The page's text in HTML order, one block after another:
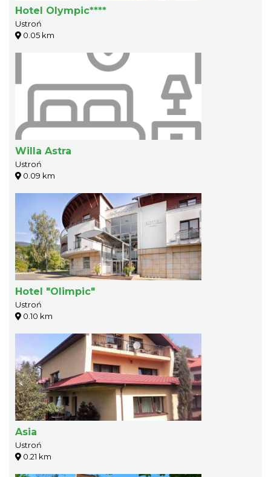
Hotel Olympic****
Ustroń
0.05 km
Willa Astra
Ustroń
0.09 km
Hotel "Olimpic"
Ustroń
0.10 km
Asia
Ustroń
0.21 km